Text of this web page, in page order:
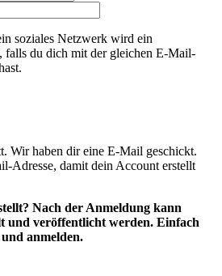
soziales Netzwerk wird ein
falls du dich mit der gleichen E-Mail-
Wir haben dir eine E-Mail geschickt.
Adresse, damit dein Account erstellt
Nach der Anmeldung kann
und veröffentlicht werden. Einfach
und anmelden.